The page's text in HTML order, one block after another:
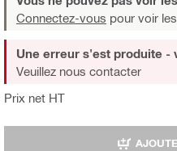
Connectez-vous pour voir
Prix net HT
Une erreur s'est produite -
Veuillez nous contacter